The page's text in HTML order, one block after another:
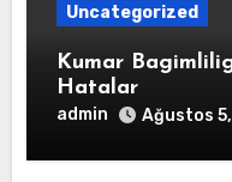
Uncategorized
Kumar
Hatalar
admin Ağustos